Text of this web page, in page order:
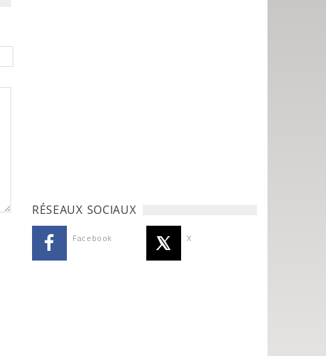
RÉSEAUX SOCIAUX
Facebook X